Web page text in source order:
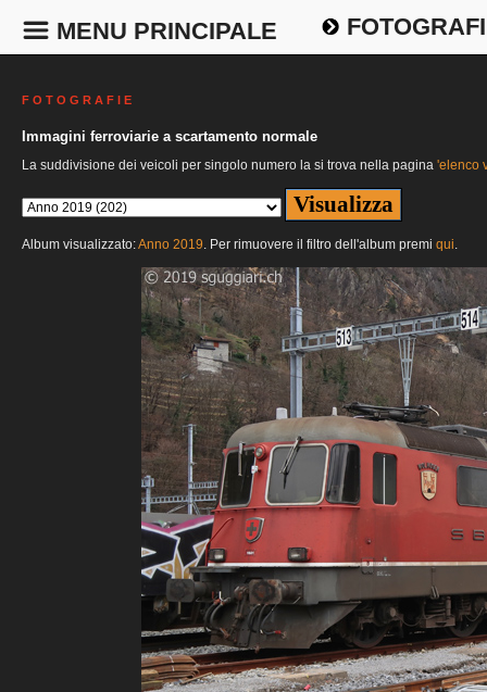
MENU PRINCIPALE
F O T O G R A F I E
Immagini ferroviarie a scartamento normale
La suddivisione dei veicoli per singolo numero la si trova nella pagina 'elenco
Album visualizzato:Anno 2019. Per rimuovere il filtro dell'album premi qui.